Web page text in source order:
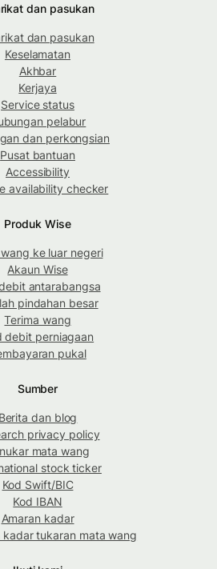
dan pasukan
dan pasukan
Keselamatan
Akhbar
Kerjaya
Service status
pelabur
dan perkongsian
Pusat bantuan
Accessibility
availability checker
Produk Wise
wang ke luar negeri
Akaun Wise
antarabangsa
pindahan besar
Terima wang
debit perniagaan
pukal
Sumber
Berita dan blog
privacy policy
mata wang
stock ticker
Kod Swift/BIC
Kod IBAN
Amaran kadar
kadar tukaran mata wang